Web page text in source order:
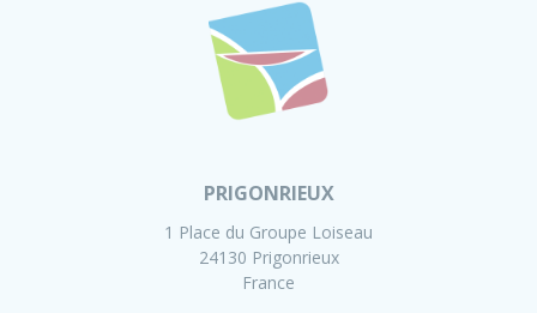
PRIGONRIEUX
1 Place du Groupe Loiseau
24130 Prigonrieux
France